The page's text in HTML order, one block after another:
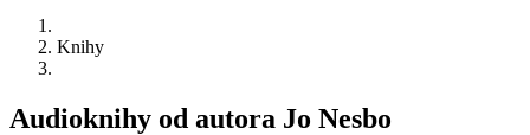
Knihy
Audioknihy od autora Jo Nesbo